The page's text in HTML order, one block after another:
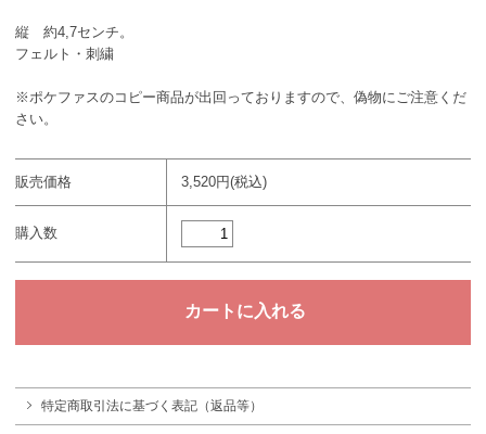
縦 約4,7センチ。
フェルト・刺繍
※ポケファスのコピー商品が出回っておりますので、偽物にご注意くだ
さい。
販売価格 3,520円(税込)
購入数
特定商取引法に基づく表記（返品等）